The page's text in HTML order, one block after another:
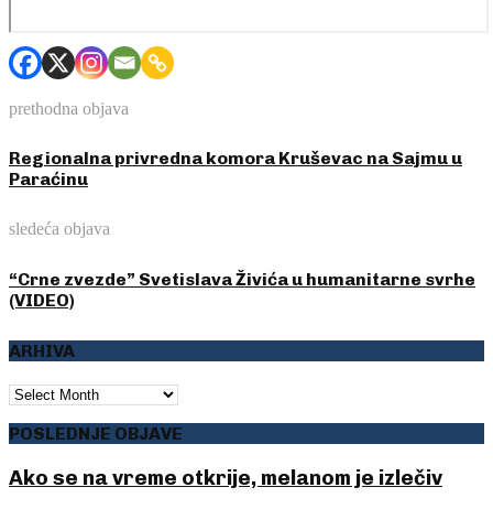
prethodna objava
Regionalna privredna komora Kruševac na Sajmu u
Paraćinu
sledeća objava
“Crne zvezde” Svetislava Živića u humanitarne svrhe
(VIDEO)
ARHIVA
ARHIVA
POSLEDNJE OBJAVE
Ako se na vreme otkrije, melanom je izlečiv